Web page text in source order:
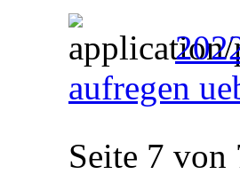
aufregen
Seite 7 von